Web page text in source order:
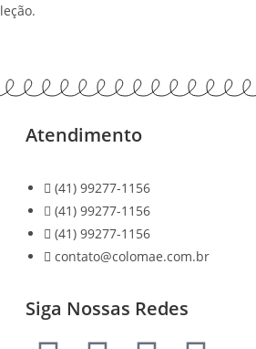
Atendimento
(41) 99277-1156
(41) 99277-1156
(41) 99277-1156
contato@colomae.com.br
Siga Nossas Redes